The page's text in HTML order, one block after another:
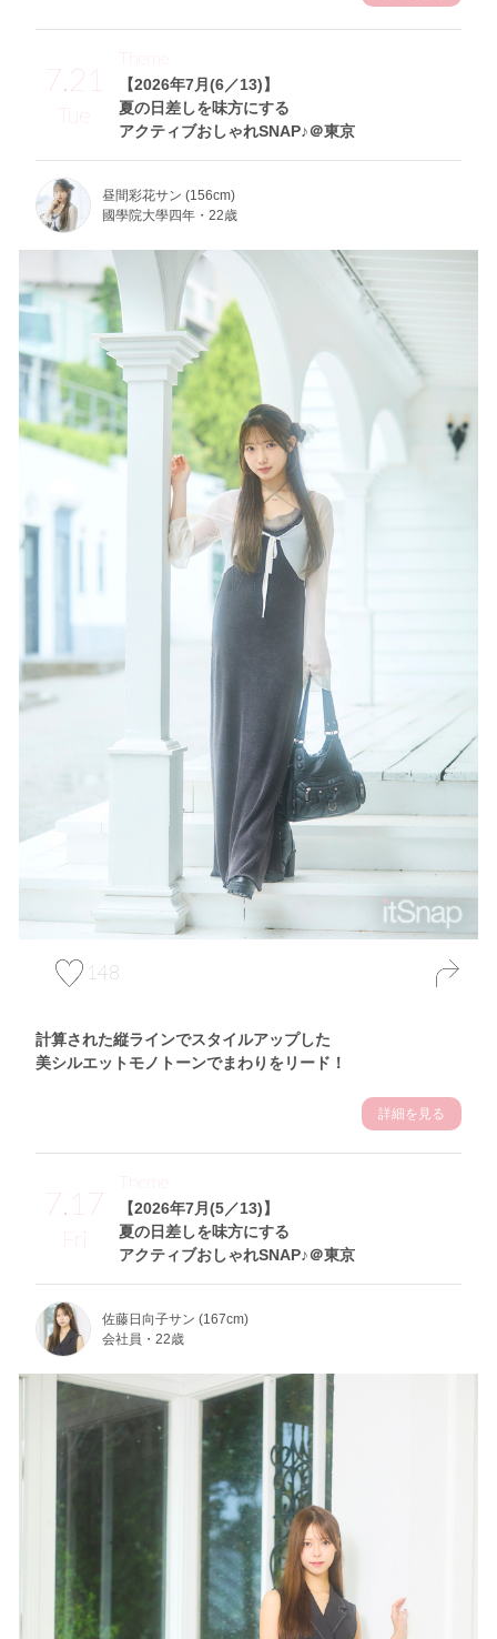
7.21
Tue
【2026年7月(6／13)】
夏の日差しを味方にする
アクティブおしゃれSNAP♪＠東京
Theme
昼間彩花サン (156cm)
國學院大學四年・22歳
148
計算された縦ラインでスタイルアップした
美シルエットモノトーンでまわりをリード！
詳細を見る
7.17
Fri
【2026年7月(5／13)】
夏の日差しを味方にする
アクティブおしゃれSNAP♪＠東京
Theme
佐藤日向子サン (167cm)
会社員・22歳